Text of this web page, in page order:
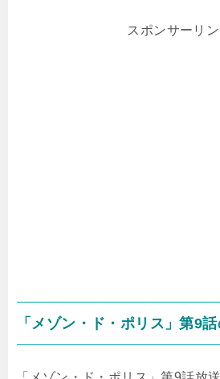
スポンサーリン
「メゾン・ド・ポリス」第9